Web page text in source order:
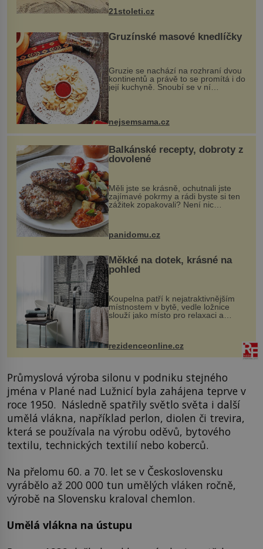
nohou, a způsobuje bole...
21stoleti.cz
Gruzínské masové knedlíčky
Gruzie se nachází na rozhraní dvou
kontinentů a právě to se promítá i do
její kuchyně. Snoubí se v ní
evropské a asijské chutě a díky tomu
vznikají rozmanité a chuťově bohaté
pokrmy, které rozhodně st...
nejsemsama.cz
Balkánské recepty, dobroty z
dovolené
Měli jste se krásně, ochutnali jste
zajímavé pokrmy a rádi byste si ten
zážitek zopakovali? Není nic
snazšího. Pljeskavica (10 porcí)
Možná jste ji ochutnali na dovolené v
bývalé Jugoslávii, lze ji vi...
panidomu.cz
Měkké na dotek, krásné na
pohled
Koupelna patří k nejatraktivnějším
místnostem v bytě, vedle ložnice
slouží jako místo pro relaxaci a
odpočinek. Koupelnový textil –
ručníky, osušky a koberečky –
mohou jako mávnutím kouzelného
proutku...
rezidenceonline.cz
Průmyslová výroba silonu v podniku stejného
jména v Plané nad Lužnicí byla zahájena teprve v
roce 1950. Následně spatřily světlo světa i další
umělá vlákna, například perlon, diolen či trevira,
která se používala na výrobu oděvů, bytového
textilu, technických textilií nebo koberců.
Na přelomu 60. a 70. let se v Československu
vyrábělo až 200 000 tun umělých vláken ročně,
výrobě na Slovensku kraloval chemlon.
Umělá vlákna na ústupu